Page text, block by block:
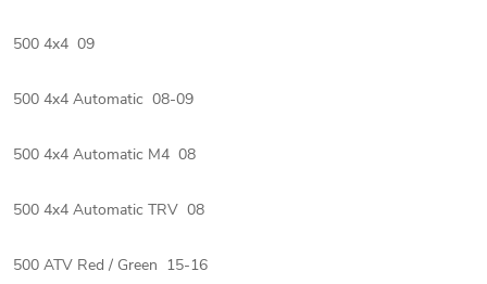
500 4x4 09
500 4x4 Automatic 08-09
500 4x4 Automatic M4 08
500 4x4 Automatic TRV 08
500 ATV Red / Green 15-16